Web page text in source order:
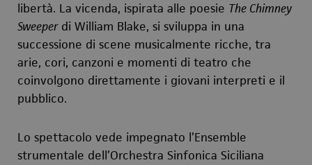
libertà. La vicenda, ispirata alle poesie The Chimney
Sweeperdi William Blake, si sviluppa in una
successione di scene musicalmente ricche, tra
arie, cori, canzoni e momenti di teatro che
coinvolgono direttamente i giovani interpreti e il
pubblico.
Lo spettacolo vede impegnato l’Ensemble
strumentale dell’Orchestra Sinfonica Siciliana